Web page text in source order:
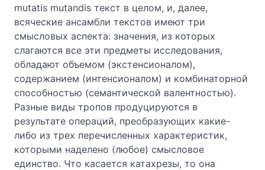
mutatis mutandis текст в целом, и, далее,
всяческие ансамбли текстов имеют три
смысловых аспекта: значения, из которых
слагаются все эти предметы исследования,
обладают объемом (экстенсионалом),
содержанием (интенсионалом) и комбинаторной
способностью (семантической валентностью).
Разные виды тропов продуцируются в
результате операций, преобразующих какие-
либо из трех перечисленных характеристик,
которыми наделено (любое) смысловое
единство. Что касается катахрезы, то она